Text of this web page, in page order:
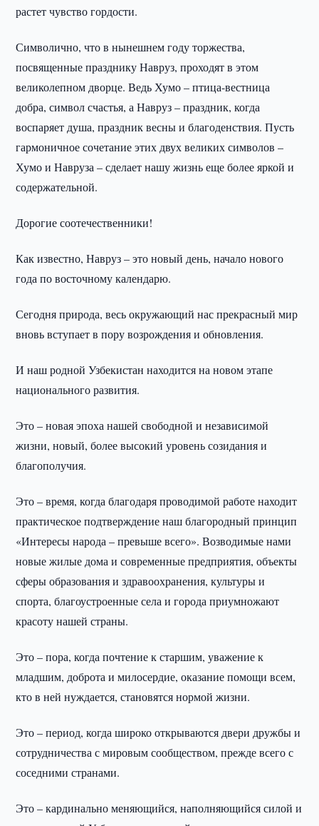
растет чувство гордости.
Символично, что в нынешнем году торжества,
посвященные празднику Навруз, проходят в этом
великолепном дворце. Ведь Хумо – птица-вестница
добра, символ счастья, а Навруз – праздник, когда
воспаряет душа, праздник весны и благоденствия. Пусть
гармоничное сочетание этих двух великих символов –
Хумо и Навруза – сделает нашу жизнь еще более яркой и
содержательной.
Дорогие соотечественники!
Как известно, Навруз – это новый день, начало нового
года по восточному календарю.
Сегодня природа, весь окружающий нас прекрасный мир
вновь вступает в пору возрождения и обновления.
И наш родной Узбекистан находится на новом этапе
национального развития.
Это – новая эпоха нашей свободной и независимой
жизни, новый, более высокий уровень созидания и
благополучия.
Это – время, когда благодаря проводимой работе находит
практическое подтверждение наш благородный принцип
«Интересы народа – превыше всего». Возводимые нами
новые жилые дома и современные предприятия, объекты
сферы образования и здравоохранения, культуры и
спорта, благоустроенные села и города приумножают
красоту нашей страны.
Это – пора, когда почтение к старшим, уважение к
младшим, доброта и милосердие, оказание помощи всем,
кто в ней нуждается, становятся нормой жизни.
Это – период, когда широко открываются двери дружбы и
сотрудничества с мировым сообществом, прежде всего с
соседними странами.
Это – кардинально меняющийся, наполняющийся силой и